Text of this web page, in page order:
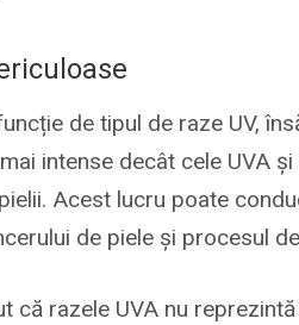
de tipul de raze UV,
intense decât cele UVA
Acest lucru poate
de piele și procesul
că razele UVA nu